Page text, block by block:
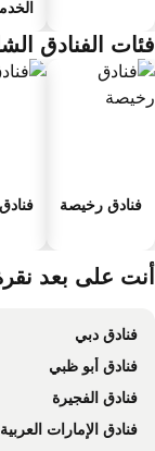
الفنادق
فنادق رخيصة
على بعد
فنادق دبي
فنادق أبو ظبي
فنادق الفجيرة
فنادق الإمارات العربية